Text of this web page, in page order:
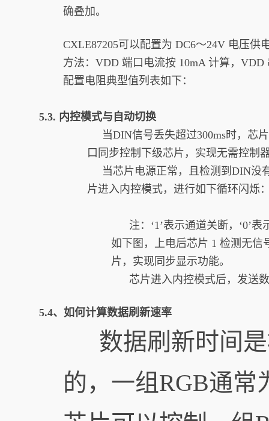
确叠加。
CXLE87205可以配置为 DC6～24V 电压
方法：VDD 端口电流按 10mA 计算，
配置电阻典型值列表如下：
5.3. 内控模式与自动切换
当DIN信号丢失超过300ms时，芯
口同步控制下级芯片，实现无需控制
当芯片电源正常，且检测到DIN没
片进入内控模式，进行如下循环闪烁
注：‘1’表示通道关断，‘0’表
如下图，上电后芯片 1 检测无信
片，实现同步显示功能。
芯片进入内控模式后，发送数
5.4、如何计算数据刷新速率
数据刷新时间是
的，一组RGB通常